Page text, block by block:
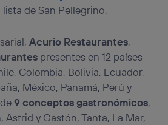
lista de San Pellegrino.
Acurio Restaurantes,
presentes en 12 países
Colombia, Bolivia, Ecuador,
México, Panamá, Perú y
de9 conceptos gastronómicos,
Astrid y Gastón, Tanta, La Mar,
que conecte su dispositivo y
recibirá el mismo
de banda ancha(p. ej., Wi-Fi),
se realizará en función de las
de los miembros del hogar
consentimiento.
, el marketing será más
se basará únicamente en la
del móvil.